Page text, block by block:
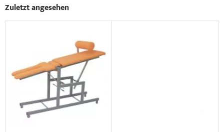
Zuletzt angesehen